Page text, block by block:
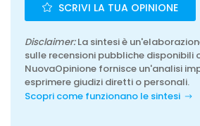
SCRIVI LA TUA OPINIONE
Disclaimer:La sintesi è
sulle recensioni pubbliche disponibili
NuovaOpinione fornisce un'analisi
esprimere giudizi diretti o personali.
Scopri come funzionano le sintesi